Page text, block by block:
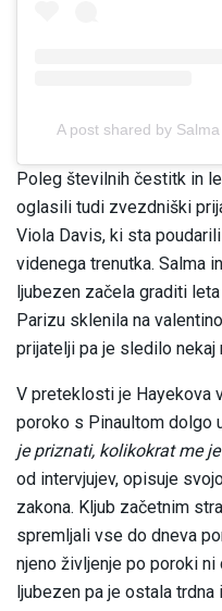
A post shared by
Poleg številnih čestitk in
oglasili tudi zvezdniški
Viola Davis, ki sta
videnega trenutka. Salma
ljubezen začela graditi
Parizu sklenila na
prijatelji pa je sledilo nekaj
V preteklosti je Hayekova
poroko s Pinaultom dolgo
je priznati, kolikokrat me
od intervjujev, opisuje
zakona. Kljub začetnim
spremljali vse do dneva
njeno življenje po poroki
ljubezen pa je ostala trdna